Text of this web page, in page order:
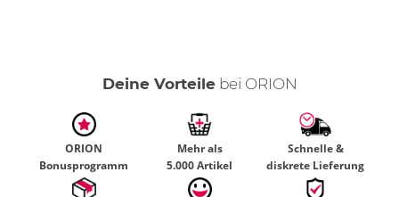
Deine Vorteilebei ORION
ORION
Bonusprogramm
Mehr als
5.000 Artikel
Schnelle &
diskrete Lieferung